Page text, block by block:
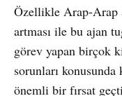
Özellikle Arap-Arap
artması ile bu ajan
görev yapan birçok
sorunları
önemli bir fırsat